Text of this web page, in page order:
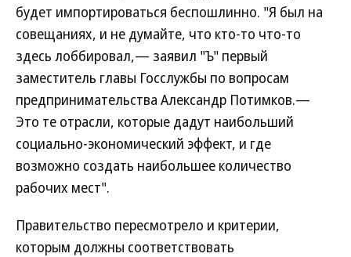
будет импортироваться беспошлинно. "Я был на
совещаниях, и не думайте, что кто-то что-то
здесь лоббировал,— заявил "Ъ" первый
заместитель главы Госслужбы по вопросам
предпринимательства Александр Потимков.—
Это те отрасли, которые дадут наибольший
социально-экономический эффект, и где
возможно создать наибольшее количество
рабочих мест".
Правительство пересмотрело и критерии,
которым должны соответствовать